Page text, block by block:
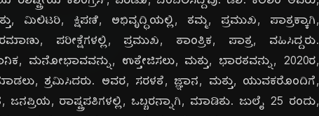
ಮಿಲಿಟರಿ, ಕ್ಷಿಪಣಿ, ಅಭಿವೃದ್ಧಿಯಲ್ಲಿ, ತಮ್ಮ, ಪ್ರಮುಖ, ಪಾತ್ರಕ್ಕಾಗಿ,
ಪರೀಕ್ಷೆಗಳಲ್ಲಿ, ಪ್ರಮುಖ, ತಾಂತ್ರಿಕ, ಪಾತ್ರ, ವಹಿಸಿದ್ದರು.
ಮನೋಭಾವವನ್ನು, ಉತ್ತೇಜಿಸಲು, ಮತ್ತು, ಭಾರತವನ್ನು, 2020ರ,
ಶ್ರಮಿಸಿದರು. ಅವರ, ಸರಳತೆ, ಜ್ಞಾನ, ಮತ್ತು, ಯುವಕರೊಂದಿಗೆ,
ರಾಷ್ಟ್ರಪತಿಗಳಲ್ಲಿ, ಒಬ್ಬರನ್ನಾಗಿ, ಮಾಡಿತು. ಜುಲೈ 25 ರಂದು,